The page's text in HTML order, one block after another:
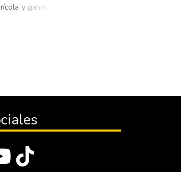
y ganadera, se
Drive, de igual
actual que
la encuesta para
la herramienta
en la parroquia la
caso la matriz de